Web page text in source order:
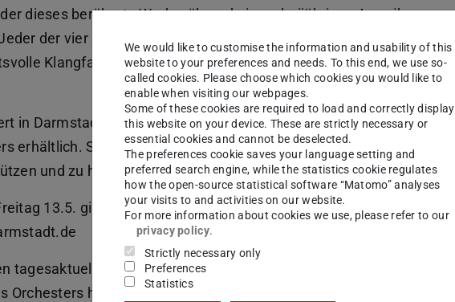
dieses berühmte Werk während eines dreijährigen Amerika-
der vier Sätze ist von einem eigenen Klangmotiv getragen;
Klangfarbe des Englischhorns im zweiten Satz bleibt im
in Darmstadt sind kostenlos am Konzertabend und über die
erhältlich. Sie sind allerdings herzlich eingeladen, unsere Arbeit
und zu honorieren.
13.5. gibt es über die Orchester-Homepage oder über ztix
tagesaktuellen Coronaregeln der hessischen Landesregierung
Orchesters https://www.orchester.tu-darmstadt.de können Sie
We would like to customise the information and usability of this
website to your preferences and needs. To this end, we use so-
called cookies. Please choose which cookies you would like to
enable when visiting our webpages.
Some of these cookies are required to load and correctly display
this website on your device. These are strictly necessary or
essential cookies and cannot be deselected.
The preferences cookie saves your language setting and
preferred search engine, while the statistics cookie regulates
how the open-source statistical software “Matomo” analyses
your visits to and activities on our website.
For more information about cookies we use, please refer to our
privacy policy.
Strictly necessary only
Preferences
Statistics